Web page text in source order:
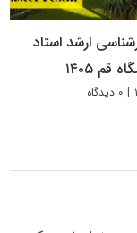
ارشد استاد
قم ۱۴۰۵
| ۰ دیدگاه